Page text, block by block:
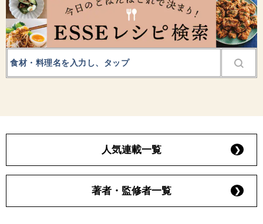
人気連載一覧
著者・監修者一覧